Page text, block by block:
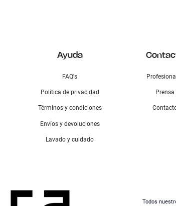
Ayuda
FAQ's
Politica de privacidad
Términos y condiciones
Prensa
Envíos y devoluciones
Lavado y cuidado
Todos